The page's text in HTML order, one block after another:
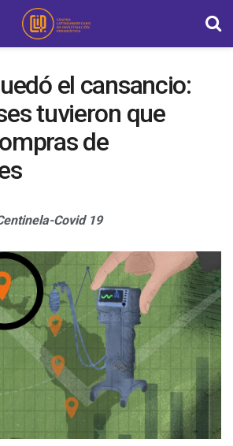
el cansancio:
tuvieron que
de
Covid 19